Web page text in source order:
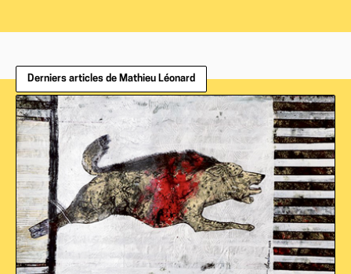
Derniers articles de Mathieu Léonard